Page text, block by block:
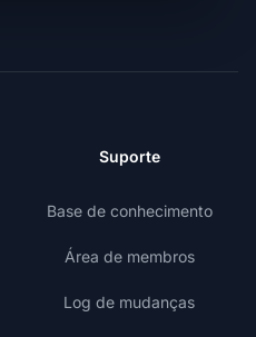
Suporte
Base de conhecimento
Área de membros
Log de mudanças